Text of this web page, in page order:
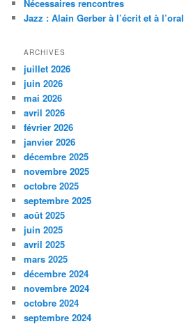
eNécessaires rencontres
Jazz : Alain Gerber à l’écrit et à l’oral
ARCHIVES
juillet 2026
juin 2026
mai 2026
avril 2026
février 2026
janvier 2026
décembre 2025
novembre 2025
octobre 2025
septembre 2025
août 2025
juin 2025
avril 2025
mars 2025
décembre 2024
novembre 2024
octobre 2024
septembre 2024